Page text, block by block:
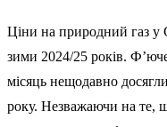
Ціни на природний газ у
зими 2024/25 років.
місяць нещодавно
року. Незважаючи на те,